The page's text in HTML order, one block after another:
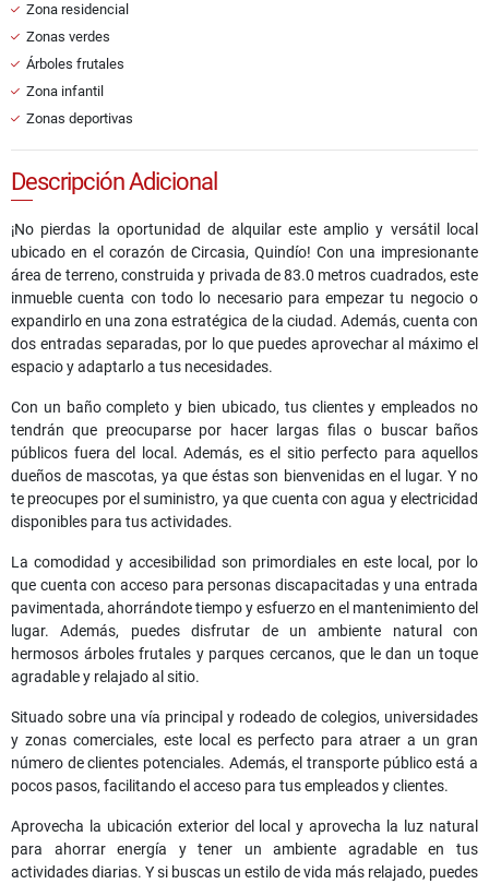
Zona residencial
Zonas verdes
Árboles frutales
Zona infantil
Zonas deportivas
Descripción Adicional
¡No pierdas la oportunidad de alquilar este amplio y versátil local
ubicado en el corazón de Circasia, Quindío! Con una impresionante
área de terreno, construida y privada de 83.0 metros cuadrados, este
inmueble cuenta con todo lo necesario para empezar tu negocio o
expandirlo en una zona estratégica de la ciudad. Además, cuenta con
dos entradas separadas, por lo que puedes aprovechar al máximo el
espacio y adaptarlo a tus necesidades.
Con un baño completo y bien ubicado, tus clientes y empleados no
tendrán que preocuparse por hacer largas filas o buscar baños
públicos fuera del local. Además, es el sitio perfecto para aquellos
dueños de mascotas, ya que éstas son bienvenidas en el lugar. Y no
te preocupes por el suministro, ya que cuenta con agua y electricidad
disponibles para tus actividades.
La comodidad y accesibilidad son primordiales en este local, por lo
que cuenta con acceso para personas discapacitadas y una entrada
pavimentada, ahorrándote tiempo y esfuerzo en el mantenimiento del
lugar. Además, puedes disfrutar de un ambiente natural con
hermosos árboles frutales y parques cercanos, que le dan un toque
agradable y relajado al sitio.
Situado sobre una vía principal y rodeado de colegios, universidades
y zonas comerciales, este local es perfecto para atraer a un gran
número de clientes potenciales. Además, el transporte público está a
pocos pasos, facilitando el acceso para tus empleados y clientes.
Aprovecha la ubicación exterior del local y aprovecha la luz natural
para ahorrar energía y tener un ambiente agradable en tus
actividades diarias. Y si buscas un estilo de vida más relajado, puedes